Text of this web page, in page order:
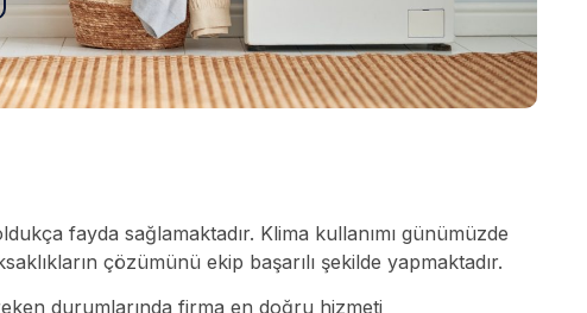
fayda sağlamaktadır. Klima kullanımı günümüzde
çözümünü ekip başarılı şekilde yapmaktadır.
durumlarında firma en doğru hizmeti